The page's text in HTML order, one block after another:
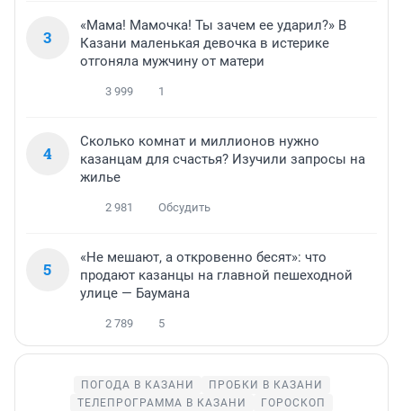
3
«Мама! Мамочка! Ты зачем ее ударил?» В
Казани маленькая девочка в истерике
отгоняла мужчину от матери
3 999 1
4
Сколько комнат и миллионов нужно
казанцам для счастья? Изучили запросы на
жилье
2 981 Обсудить
5
«Не мешают, а откровенно бесят»: что
продают казанцы на главной пешеходной
улице — Баумана
2 789 5
ПОГОДА В КАЗАНИ
ПРОБКИ В КАЗАНИ
ТЕЛЕПРОГРАММА В КАЗАНИ
ГОРОСКОП